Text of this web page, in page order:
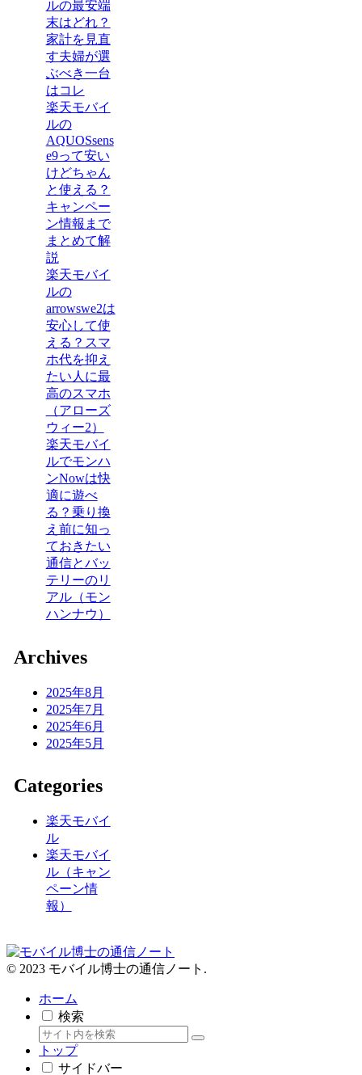
ルの最安端
末はどれ？
家計を見直
す夫婦が選
ぶべき一台
はコレ
楽天モバイ
ルの
AQUOSsens
e9って安い
けどちゃん
と使える？
キャンペー
ン情報まで
まとめて解
説
楽天モバイ
ルの
arrowswe2は
安心して使
える？スマ
ホ代を抑え
たい人に最
高のスマホ
（アローズ
ウィー2）
楽天モバイ
ルでモンハ
ンNowは快
適に遊べ
る？乗り換
え前に知っ
ておきたい
通信とバッ
テリーのリ
アル（モン
ハンナウ）
Archives
2025年8月
2025年7月
2025年6月
2025年5月
Categories
楽天モバイ
ル
楽天モバイ
ル（キャン
ペーン情
報）
© 2023 モバイル博士の通信ノート.
ホーム
検索
トップ
サイドバー